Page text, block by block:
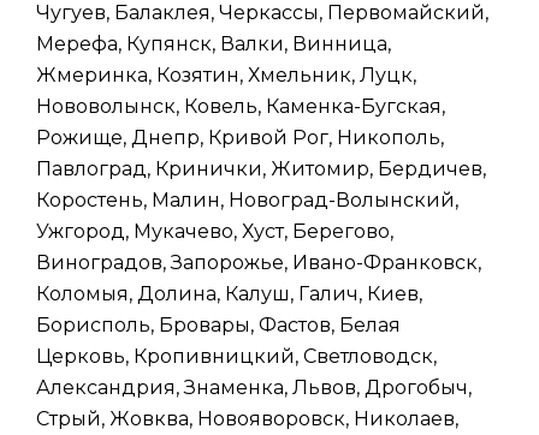
Чугуев, Балаклея, Черкассы, Первомайский,
Мерефа, Купянск, Валки, Винница,
Жмеринка, Козятин, Хмельник, Луцк,
Нововолынск, Ковель, Каменка-Бугская,
Рожище, Днепр, Кривой Рог, Никополь,
Павлоград, Кринички, Житомир, Бердичев,
Коростень, Малин, Новоград-Волынский,
Ужгород, Мукачево, Хуст, Берегово,
Виноградов, Запорожье, Ивано-Франковск,
Коломыя, Долина, Калуш, Галич, Киев,
Борисполь, Бровары, Фастов, Белая
Церковь, Кропивницкий, Светловодск,
Александрия, Знаменка, Львов, Дрогобыч,
Стрый, Жовква, Новояворовск, Николаев,